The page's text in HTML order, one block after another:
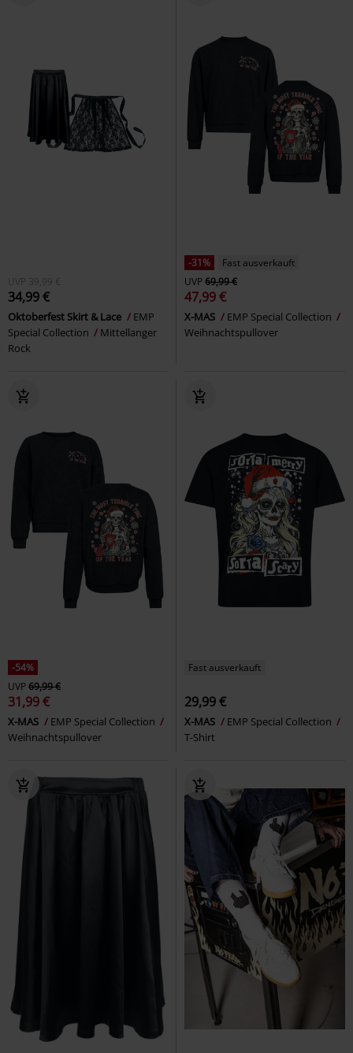
UVP 39,99 €
34,99 €
Oktoberfest Skirt & Lace
EMP
Special Collection
Mittellanger
Rock
-31%
Fast ausverkauft
UVP69,99 €
47,99 €
X-MAS
EMP Special Collection
Weihnachtspullover
-54%
UVP69,99 €
31,99 €
X-MAS
EMP Special Collection
Weihnachtspullover
Fast ausverkauft
29,99 €
X-MAS
EMP Special Collection
T-Shirt